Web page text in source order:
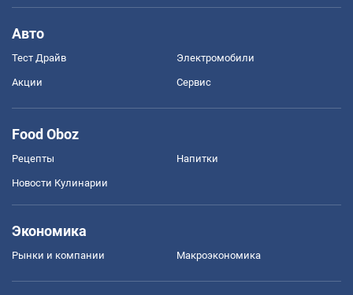
Авто
Тест Драйв Электромобили
Акции Сервис
Food Oboz
Рецепты Напитки
Новости Кулинарии
Экономика
Рынки и компании Mакроэкономика